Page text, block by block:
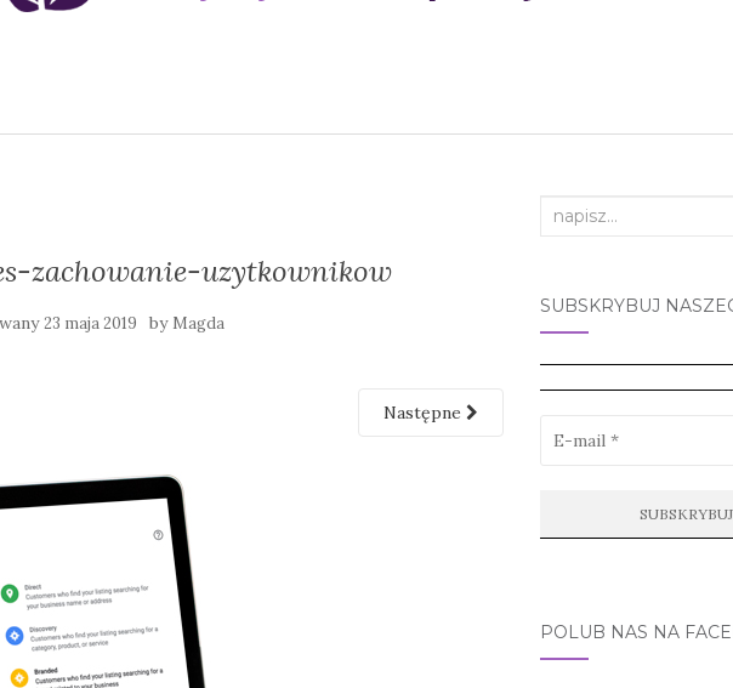
zachowanie-uzytkownikow
23 maja 2019 by Magda
Następne
Search
SUBSKRYBUJ
POLUB NAS NA